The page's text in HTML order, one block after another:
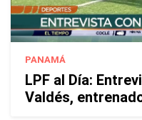
PANAMÁ
LPF al Día:
Valdés,